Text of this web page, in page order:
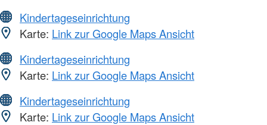
Kindertageseinrichtung
Karte: Link zur Google Maps Ansicht
Kindertageseinrichtung
Karte: Link zur Google Maps Ansicht
Kindertageseinrichtung
Karte: Link zur Google Maps Ansicht